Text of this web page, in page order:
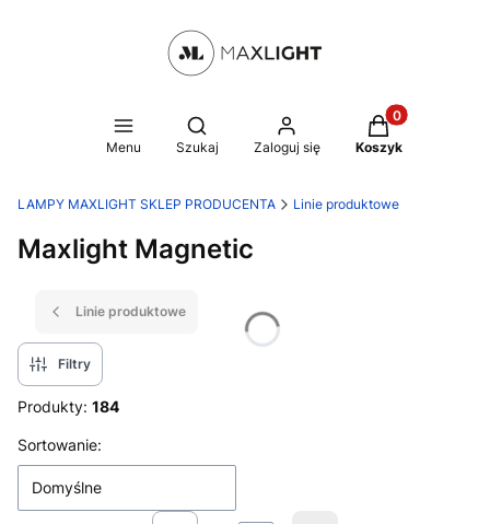
Menu
Otwórz wyszukiwarkę
Szukaj Zaloguj się
Produkty w
Koszyk
LAMPY MAXLIGHT SKLEP PRODUCENTA Linie produktowe
Maxlight Magnetic
Linie produktowe
Filtry
Produkty: 184
Lista produktów
Sortowanie:
Domyślne